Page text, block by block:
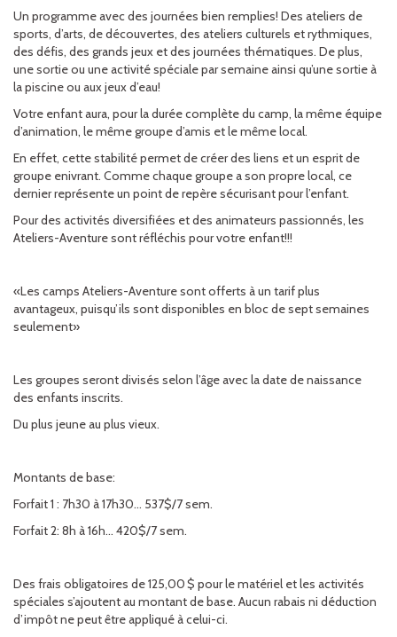
Un programme avec des journées bien remplies! Des ateliers de
sports, d’arts, de découvertes, des ateliers culturels et rythmiques,
des défis, des grands jeux et des journées thématiques. De plus,
une sortie ou une activité spéciale par semaine ainsi qu’une sortie à
la piscine ou aux jeux d’eau!
Votre enfant aura, pour la durée complète du camp, la même équipe
d’animation, le même groupe d’amis et le même local.
En effet, cette stabilité permet de créer des liens et un esprit de
groupe enivrant. Comme chaque groupe a son propre local, ce
dernier représente un point de repère sécurisant pour l’enfant.
Pour des activités diversifiées et des animateurs passionnés, les
Ateliers-Aventure sont réfléchis pour votre enfant!!!
«Les camps Ateliers-Aventure sont offerts à un tarif plus
avantageux, puisqu’ils sont disponibles en bloc de sept semaines
seulement»
Les groupes seront divisés selon l’âge avec la date de naissance
des enfants inscrits.
Du plus jeune au plus vieux.
Montants de base:
Forfait 1 : 7h30 à 17h30… 537$/7 sem.
Forfait 2: 8h à 16h… 420$/7 sem.
Des frais obligatoires de 125,00 $ pour le matériel et les activités
spéciales s’ajoutent au montant de base. Aucun rabais ni déduction
d’impôt ne peut être appliqué à celui-ci.